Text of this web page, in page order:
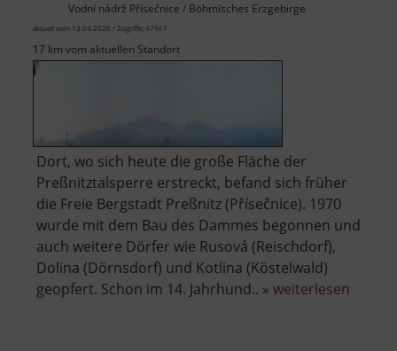
Vodní nádrž Přísečnice / Böhmisches Erzgebirge
aktuell vom 13.04.2026 / Zugriffe: 47967
17 km vom aktuellen Standort
Dort, wo sich heute die große Fläche der
Preßnitztalsperre erstreckt, befand sich früher
die Freie Bergstadt Preßnitz (Přísečnice). 1970
wurde mit dem Bau des Dammes begonnen und
auch weitere Dörfer wie Rusová (Reischdorf),
Dolina (Dörnsdorf) und Kotlina (Köstelwald)
geopfert. Schon im 14. Jahrhund.. » weiterlesen